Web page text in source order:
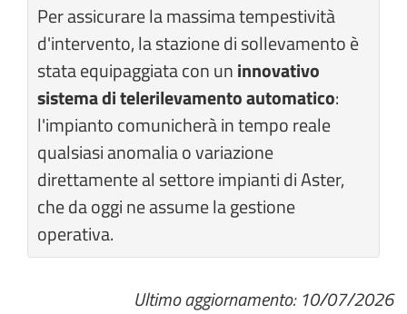
Per assicurare la massima tempestività
d'intervento, la stazione di sollevamento è
stata equipaggiata con uninnovativo
sistema di telerilevamento automatico:
l'impianto comunicherà in tempo reale
qualsiasi anomalia o variazione
direttamente al settore impianti di Aster,
che da oggi ne assume la gestione
operativa.
Ultimo aggiornamento: 10/07/2026